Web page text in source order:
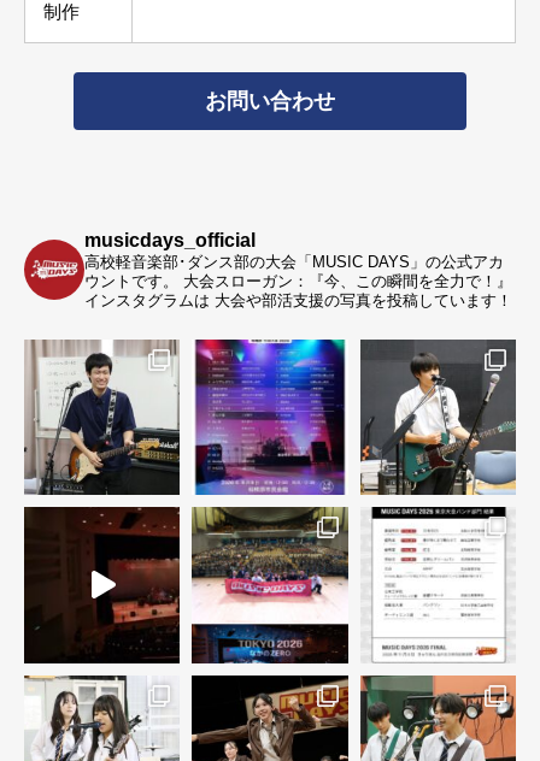
制作
お問い合わせ
musicdays_official
高校軽音楽部･ダンス部の大会「MUSIC DAYS」の公式アカ
ウントです。
大会スローガン：『今、この瞬間を全力で！』
インスタグラムは 大会や部活支援の写真を投稿しています！